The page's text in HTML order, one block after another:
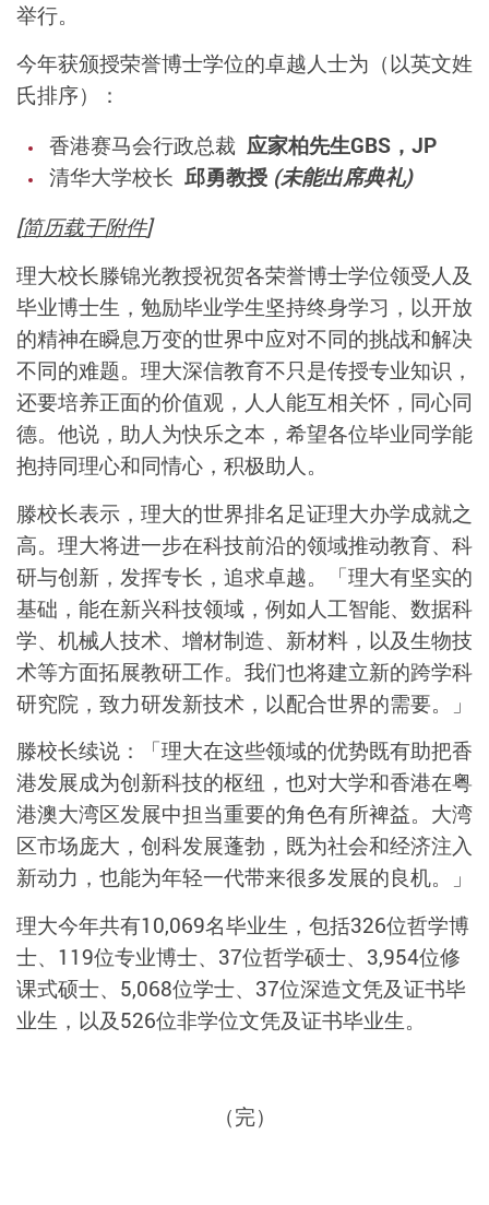
举行。
今年获颁授荣誉博士学位的卓越人士为（以英文姓
氏排序）：
香港赛马会行政总裁 应家柏先生GBS，JP
清华大学校长 邱勇教授(未能出席典礼)
[简历载于附件]
理大校长滕锦光教授祝贺各荣誉博士学位领受人及
毕业博士生，勉励毕业学生坚持终身学习，以开放
的精神在瞬息万变的世界中应对不同的挑战和解决
不同的难题。理大深信教育不只是传授专业知识，
还要培养正面的价值观，人人能互相关怀，同心同
德。他说，助人为快乐之本，希望各位毕业同学能
抱持同理心和同情心，积极助人。
滕校长表示，理大的世界排名足证理大办学成就之
高。理大将进一步在科技前沿的领域推动教育、科
研与创新，发挥专长，追求卓越。「理大有坚实的
基础，能在新兴科技领域，例如人工智能、数据科
学、机械人技术、增材制造、新材料，以及生物技
术等方面拓展教研工作。我们也将建立新的跨学科
研究院，致力研发新技术，以配合世界的需要。」
滕校长续说：「理大在这些领域的优势既有助把香
港发展成为创新科技的枢纽，也对大学和香港在粤
港澳大湾区发展中担当重要的角色有所裨益。大湾
区市场庞大，创科发展蓬勃，既为社会和经济注入
新动力，也能为年轻一代带来很多发展的良机。」
理大今年共有10,069名毕业生，包括326位哲学博
士、119位专业博士、37位哲学硕士、3,954位修
课式硕士、5,068位学士、37位深造文凭及证书毕
业生，以及526位非学位文凭及证书毕业生。
（完）